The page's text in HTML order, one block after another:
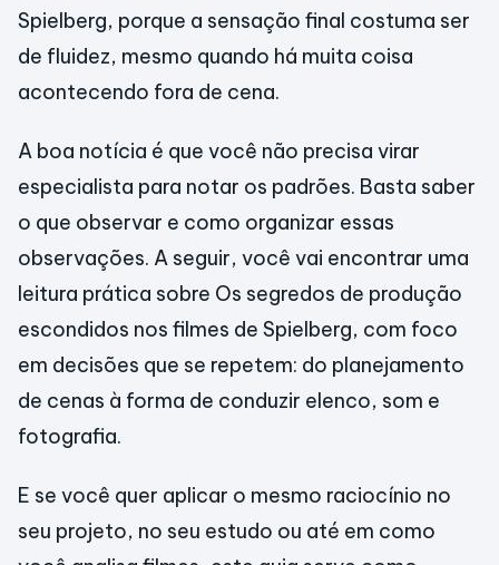
Spielberg, porque a sensação final costuma ser
de fluidez, mesmo quando há muita coisa
acontecendo fora de cena.
A boa notícia é que você não precisa virar
especialista para notar os padrões. Basta saber
o que observar e como organizar essas
observações. A seguir, você vai encontrar uma
leitura prática sobre Os segredos de produção
escondidos nos filmes de Spielberg, com foco
em decisões que se repetem: do planejamento
de cenas à forma de conduzir elenco, som e
fotografia.
E se você quer aplicar o mesmo raciocínio no
seu projeto, no seu estudo ou até em como